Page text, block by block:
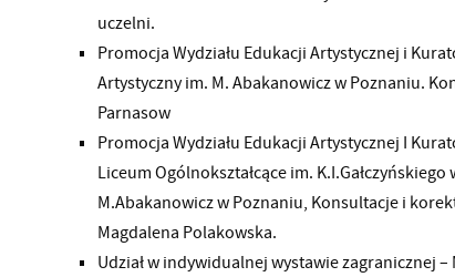
uczelni.
Promocja Wydziału Edukacji Artystycznej i
Artystyczny im. M. Abakanowicz w Poznaniu.
Parnasow
Promocja Wydziału Edukacji Artystycznej I
Liceum Ogólnokształcące im.
M.Abakanowicz w Poznaniu, Konsultacje i
Magdalena Polakowska.
Udział w indywidualnej wystawie zagranicznej